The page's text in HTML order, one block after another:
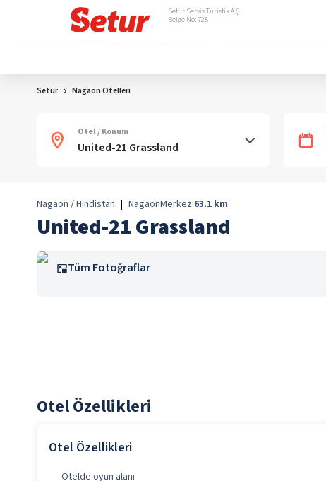
Setur Servis Turistik A.Ş.
Belge No: 728
Setur Nagaon Otelleri
Otel / Konum
Nagaon / Hindistan | NagaonMerkez:63.1 km
United-21 Grassland
Tüm Fotoğraflar
Otel Özellikleri
Otel Özellikleri
Otelde oyun alanı